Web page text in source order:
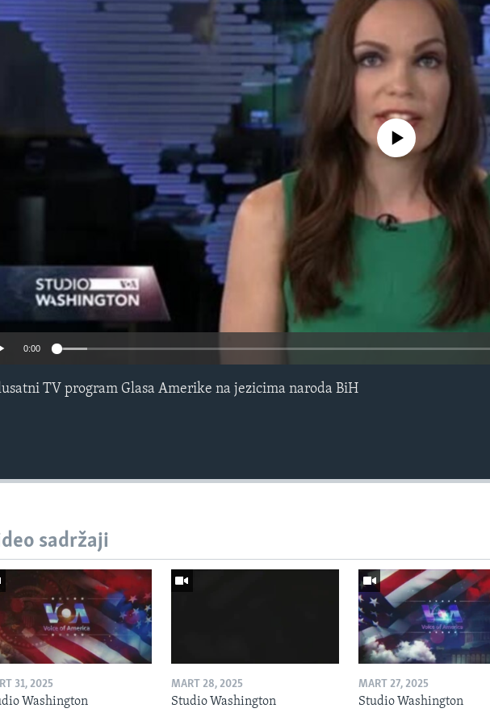
No media source currently
0:00
TV program Glasa Amerike na jezicima naroda BiH
sadržaji
31, 2025
Washington
MART 28, 2025
Studio Washington
MART 27, 2025
Studio Washington